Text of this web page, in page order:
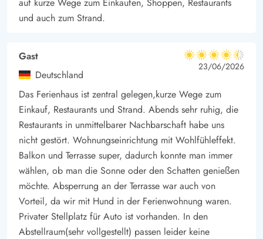
euch beim langem Strandspaziergang.
Die sehr gut ausgebauten Radwege rund um den Ringkøbing
Handelsstadt Ringkøbing ist immer eine Reise wert. Genießt
auch die Köstlichkeiten in den vielen Hofcafés in der
*Es gibt 3 deutsche Fernsehsender
und auch zum Strand.
Gast
Deutschland
4.5 von 5
4.5 von 5
4.5 out of 5
23/06/2026
Das Ferienhaus ist zentral gelegen,kurze Wege zum
Einkauf, Restaurants und Strand. Abends sehr ruhig, die
Restaurants in unmittelbarer Nachbarschaft habe uns
nicht gestört. Wohnungseinrichtung mit Wohlfühleffekt.
Balkon und Terrasse super, dadurch konnte man immer
wählen, ob man die Sonne oder den Schatten genießen
möchte. Absperrung an der Terrasse war auch von
Vorteil, da wir mit Hund in der Ferienwohnung waren.
Privater Stellplatz für Auto ist vorhanden. In den
Abstellraum(sehr vollgestellt) passen leider keine